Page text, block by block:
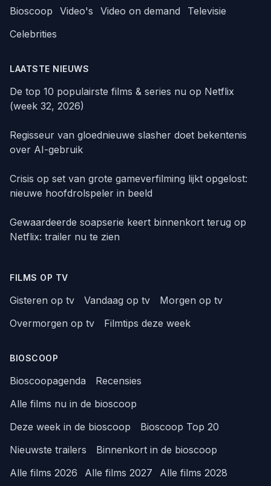
Bioscoop
Video's Video on demand
Televisie
Celebrities
LAATSTE NIEUWS
De top 10 populairste films & series nu op Netflix
(week 32, 2026)
Regisseur van gloednieuwe slasher doet bekentenis
over AI-gebruik
Crisis op set van grote gameverfilming lijkt opgelost:
nieuwe hoofdrolspeler in beeld
Gewaardeerde soapserie keert binnenkort terug op
Netflix: trailer nu te zien
FILMS OP TV
Gisteren op tv Vandaag op tv
Morgen op tv
Overmorgen op tv
Filmtips deze week
BIOSCOOP
Bioscoopagenda
Recensies
Alle films nu in de bioscoop
Deze week in de bioscoop
Bioscoop Top 20
Nieuwste trailers
Binnenkort in de bioscoop
Alle films 2026
Alle films 2027 Alle films 2028